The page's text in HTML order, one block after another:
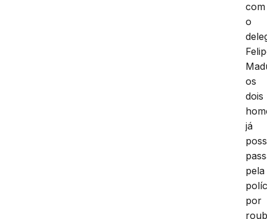
com
o
os
dois
já
pela
por